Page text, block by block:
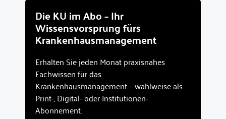
Die KU im Abo – Ihr
Wissensvorsprung fürs
Krankenhausmanagement
Erhalten Sie jeden Monat praxisnahes
Fachwissen für das
Krankenhausmanagement – wahlweise als
Print-, Digital- oder Institutionen-
Abonnement.